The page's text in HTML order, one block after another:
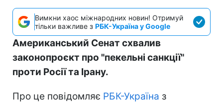
Вимкни хаос міжнародних новин! Отримуй
тільки важливе з РБК-Україна у Google
Американський Сенат схвалив
законопроєкт про "пекельні санкції"
проти Росії та Ірану.
Про це повідомляє РБК-Україна з